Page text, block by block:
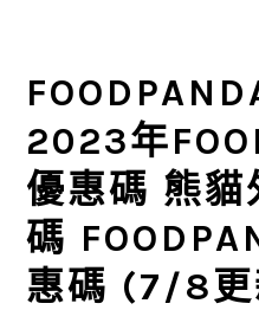
2023年
優惠碼 熊貓
碼
惠碼 (7/8更